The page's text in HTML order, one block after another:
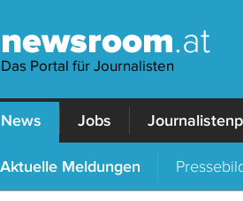
newsroom.at
Das Portal für Journalisten
News Jobs
Aktuelle Meldungen